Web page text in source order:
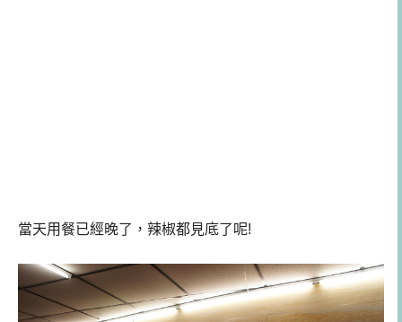
當天用餐已經晚了，辣椒都見底了呢!